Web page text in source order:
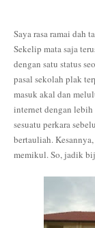
Saya rasa ramai dah
Sekelip mata saja
dengan satu status
pasal sekolah plak
masuk akal dan
internet dengan lebih
sesuatu perkara
bertauliah.
memikul. So, jadik